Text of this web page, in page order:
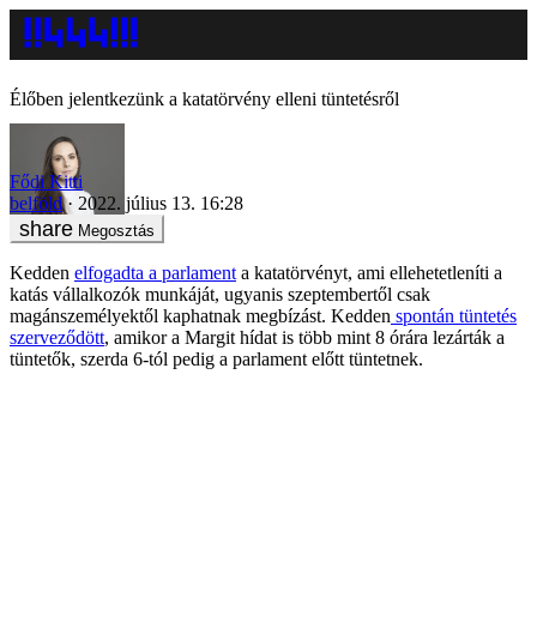
Élőben jelentkezünk a katatörvény elleni tüntetésről
Fődi Kitti
belföld
2022. július 13. 16:28
Megosztás
Kedden elfogadta a parlament a katatörvényt, ami ellehetetleníti a
katás vállalkozók munkáját, ugyanis szeptembertől csak
magánszemélyektől kaphatnak megbízást. Kedden spontán tüntetés
szerveződött, amikor a Margit hídat is több mint 8 órára lezárták a
tüntetők, szerda 6-tól pedig a parlament előtt tüntetnek.